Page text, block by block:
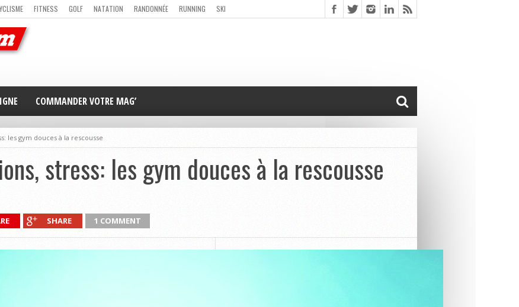
FITNESS GOLF NATATION RANDONNÉE RUNNING
SKI
MAG’ EN LIGNE
COMMANDER VOTRE MAG’
les gym douces à la rescousse
stress: les gym douces à la rescousse
SHARE 1 COMMENT